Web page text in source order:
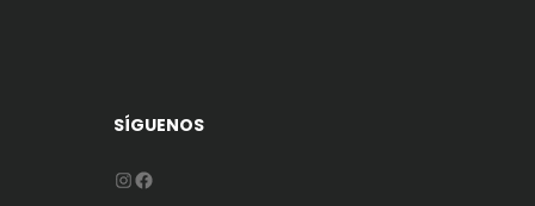
SÍGUENOS
Instagram
Facebook